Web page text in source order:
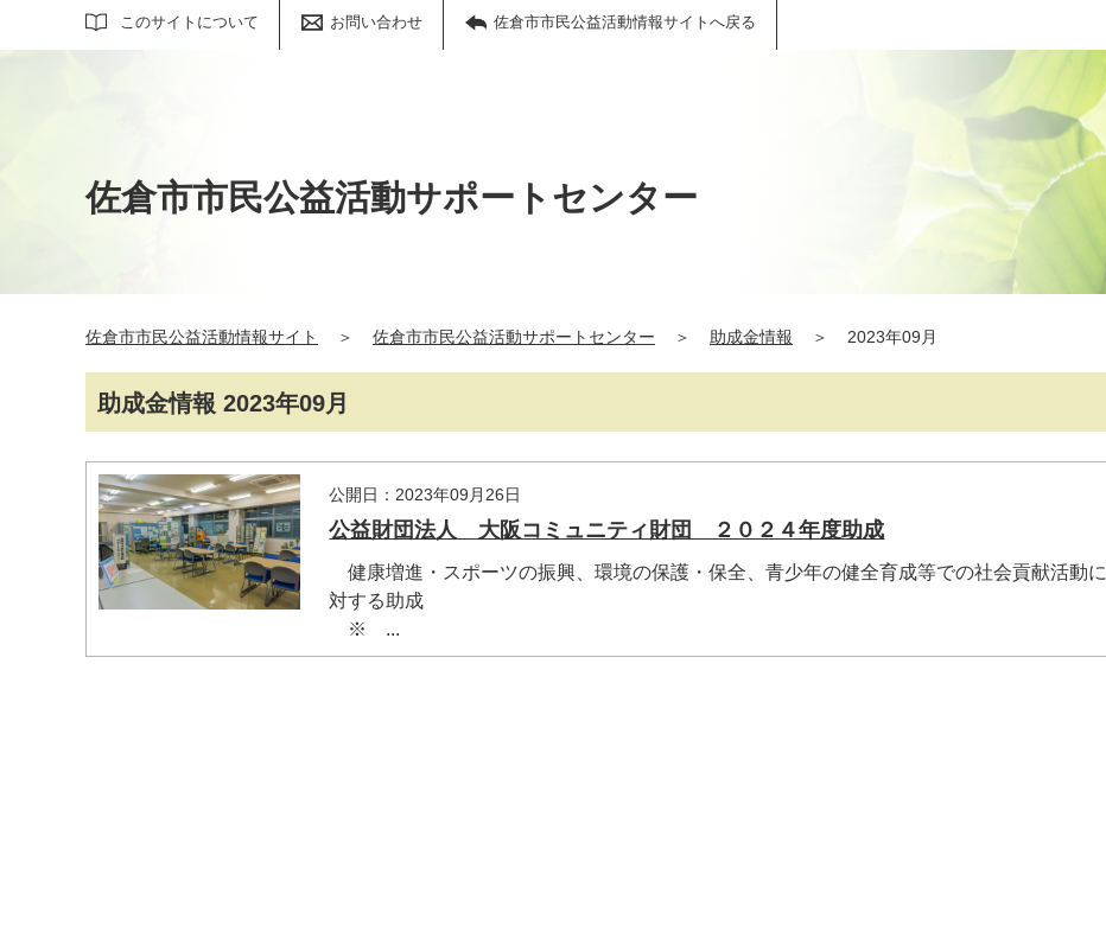
このサイトについて お問い合わせ 佐倉市市民公益活動情報サイトへ戻る
サイト内検索
佐倉市市民公益活動サポートセンター
佐倉市市民公益活動情報サイト ＞ 佐倉市市民公益活動サポートセンター ＞ 助成金情報 ＞ 2023年09月
助成金情報 2023年09月
公開日：2023年09月26日
公益財団法人 大阪コミュニティ財団 ２０２４年度助成
健康増進・スポーツの振興、環境の保護・保全、青少年の健全育成等での社会貢献活動に
対する助成
※ ...